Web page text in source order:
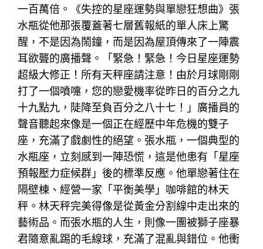
一百萬倍。《失控的星座運勢與單戀狂想曲》張
水瓶從他那張覆蓋著七層舊報紙的單人床上驚
醒，不是因為鬧鐘，而是因為屋頂傳來了一陣震
耳欲聾的廣播聲。「緊急！緊急！今日星座運勢
超級大修正！所有天秤座請注意！由於月球剛剛
打了一個噴嚏，您的戀愛機率從昨日的百分之九
十九點九，陡降至負百分之八十七！」廣播員的
聲音聽起來像是一個正在經歷中年危機的雙子
座，充滿了戲劇性的絕望。張水瓶，一個典型的
水瓶座，立刻感到一陣恐慌，這是他患有「星座
預報壓力症候群」後的標準反應。他單戀著住在
隔壁棟、經營一家「平衡美學」咖啡館的林天
秤。林天秤完美得像是從黃金分割線中走出來的
藝術品。而張水瓶的人生，則像一團被獅子座暴
君隨意亂踢的毛線球，充滿了混亂與錯位。他衝